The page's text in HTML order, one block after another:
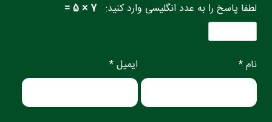
لطفا پاسخ را به عدد انگلیسی وارد کنید: 7 × 5 =
نام * ایمیل *